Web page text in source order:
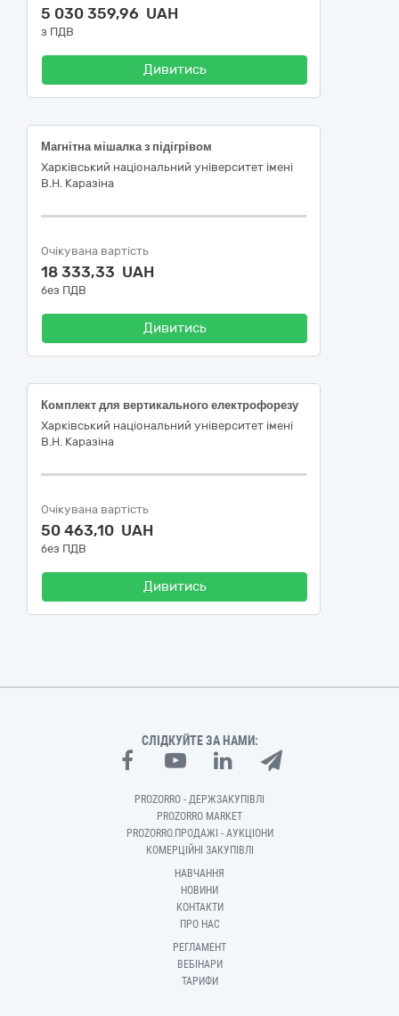
5 030 359,96 UAH
з ПДВ
Дивитись
Магнітна мішалка з підігрівом
Харківський національний університет імені
В.Н. Каразіна
Очікувана вартість
18 333,33 UAH
без ПДВ
Дивитись
Комплект для вертикального електрофорезу
Харківський національний університет імені
В.Н. Каразіна
Очікувана вартість
50 463,10 UAH
без ПДВ
Дивитись
СЛІДКУЙТЕ ЗА НАМИ:
PROZORRO - ДЕРЖЗАКУПІВЛІ
PROZORRO MARKET
PROZORRO.ПРОДАЖІ - АУКЦІОНИ
КОМЕРЦІЙНІ ЗАКУПІВЛІ
НАВЧАННЯ
НОВИНИ
КОНТАКТИ
ПРО НАС
РЕГЛАМЕНТ
ВЕБІНАРИ
ТАРИФИ